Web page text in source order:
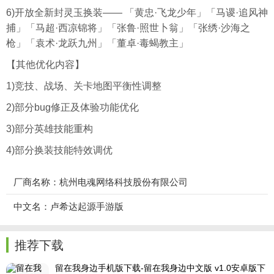
6)开放全新封灵玉换装—— 「黄忠·飞龙少年」「马谡·追风神
捕」「马超·西凉锦将」「张鲁·照世卜翁」「张绣·沙海之
枪」「袁术·龙跃九州」「董卓·毒蝎教主」
【其他优化内容】
1)竞技、战场、关卡地图平衡性调整
2)部分bug修正及体验功能优化
3)部分英雄技能重构
4)部分换装技能特效调优
厂商名称：杭州电魂网络科技股份有限公司
中文名：卢希达起源手游版
推荐下载
留在我身边手机版下载-留在我身边中文版 v1.0安卓版下